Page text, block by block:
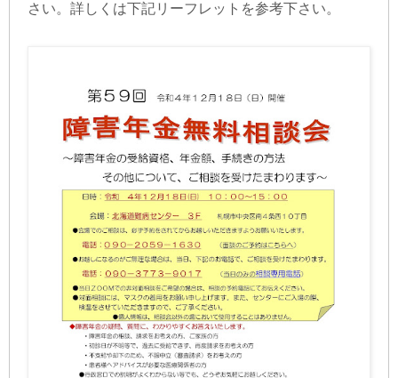
さい。詳しくは下記リーフレットを参考下さい。